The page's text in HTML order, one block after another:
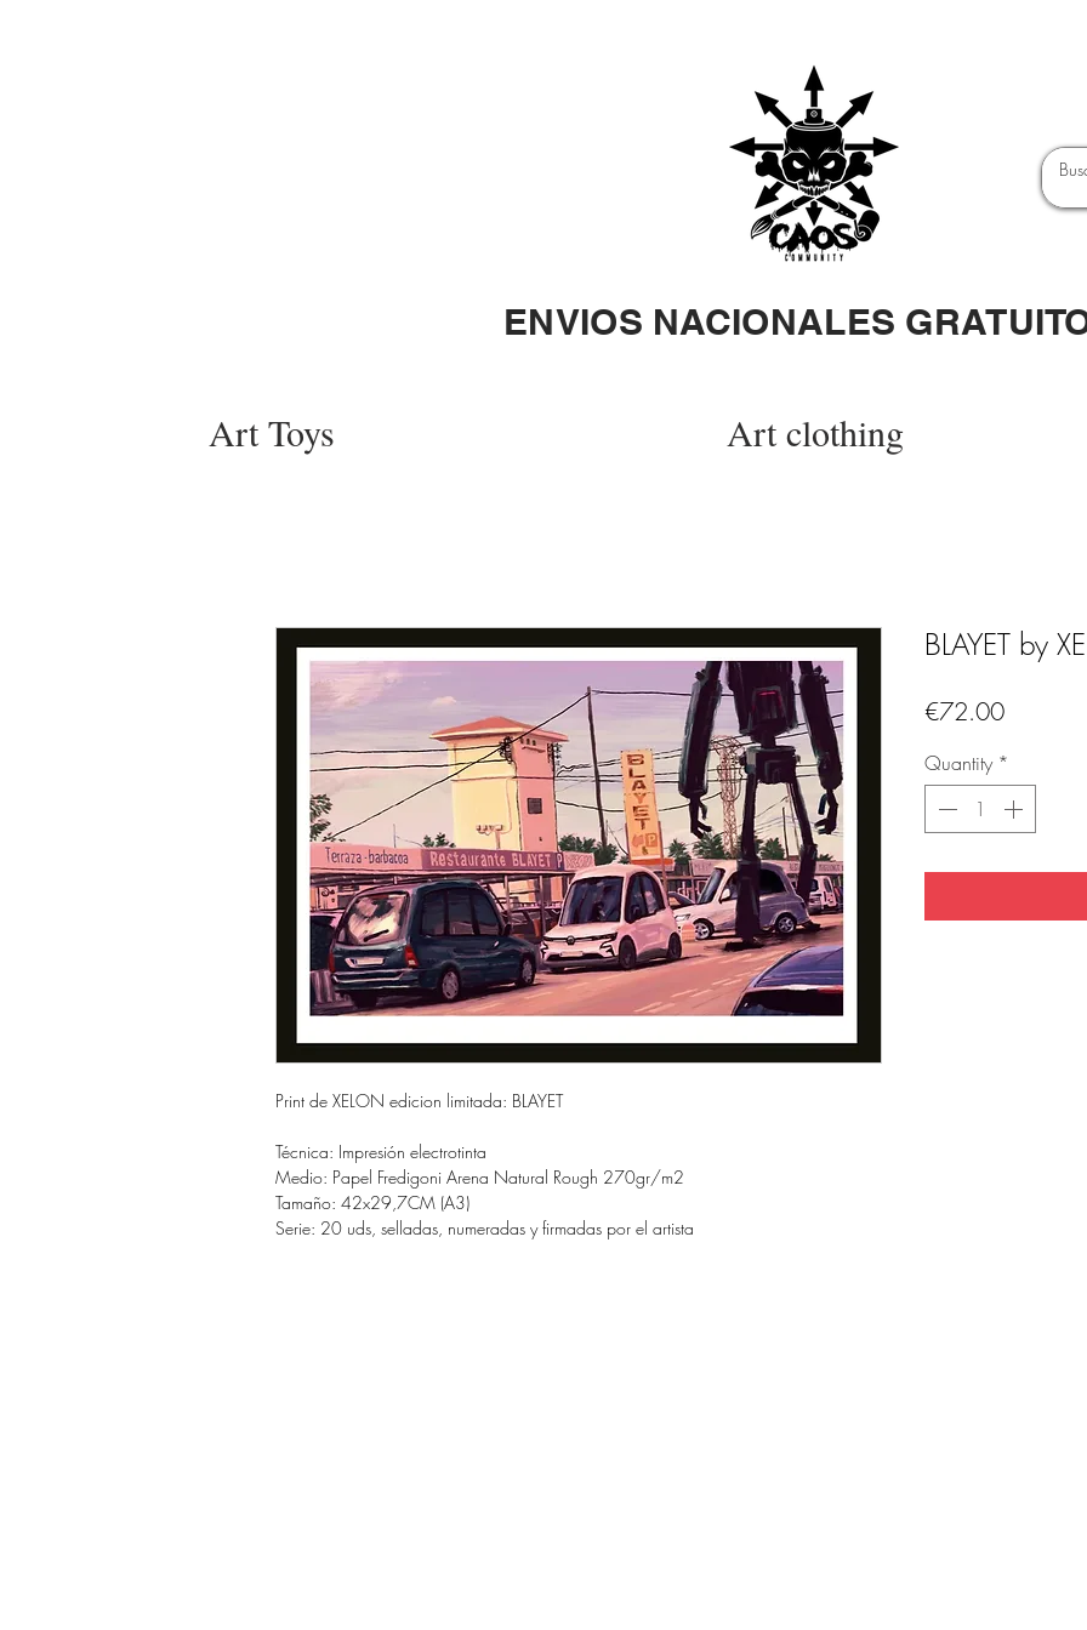
ENVIOS NACIONALES
Art Toys Art clothing
Print de XELON edicion limitada: BLAYET
Técnica: Impresión electrotinta
Medio: Papel Fredigoni Arena Natural Rough 270gr/m2
Tamaño: 42x29,7CM (A3)
Serie: 20 uds, selladas, numeradas y firmadas por el artista
BLAYET by
€72.00Price
Quantity *